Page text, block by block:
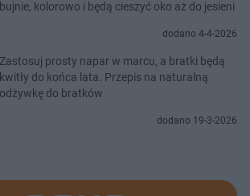
bujnie, kolorowo i będą cieszyć oko aż do jesieni
dodano 4-4-2026
Zastosuj prosty napar w marcu, a bratki będą
kwitły do końca lata. Przepis na naturalną
odżywkę do bratków
dodano 19-3-2026